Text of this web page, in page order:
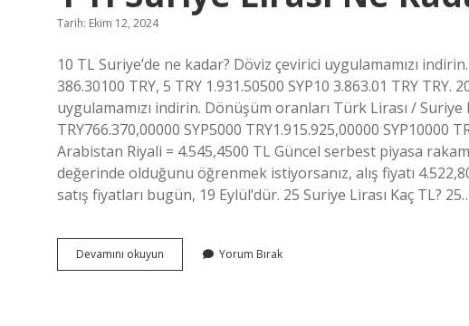
Tarih: Ekim 12, 2024
10 TL Suriye’de ne kadar? Döviz çevirici uygulamamızı
386.30100 TRY, 5 TRY 1.931.50500 SYP10 3.863.01 TRY
uygulamamızı indirin. Dönüşüm oranları Türk Lirası / Suriye
TRY766.370,00000 SYP5000 TRY1.915.925,00000 SYP10000
Arabistan Riyali = 4.545,4500 TL Güncel serbest piyasa
değerinde olduğunu öğrenmek istiyorsanız, alış fiyatı
satış fiyatları bugün, 19 Eylül’dür. 25 Suriye Lirası Kaç TL?
Devamını okuyun
Tl
Yorum Bırak